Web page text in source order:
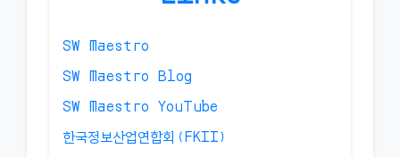
SW Maestro
SW Maestro Blog
SW Maestro YouTube
한국정보산업연합회(FKII)